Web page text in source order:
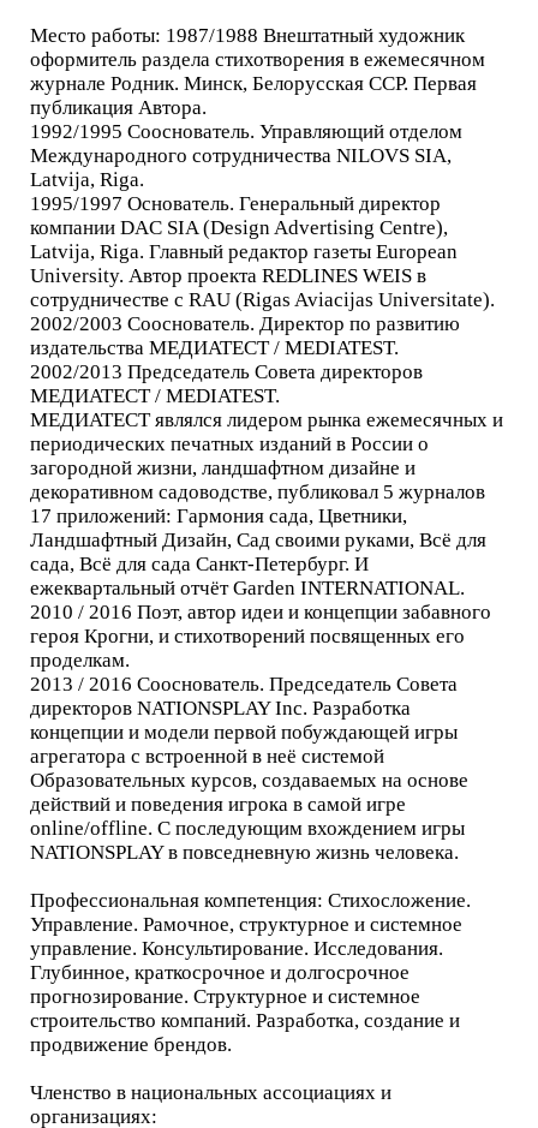
Место работы: 1987/1988 Внештатный художник
оформитель раздела стихотворения в ежемесячном
журнале Родник. Минск, Белорусская ССР. Первая
публикация Автора.
1992/1995 Сооснователь. Управляющий отделом
Международного сотрудничества NILOVS SIA,
Latvija, Riga.
1995/1997 Основатель. Генеральный директор
компании DAC SIA (Design Advertising Centre),
Latvija, Riga. Главный редактор газеты European
University. Автор проекта REDLINES WEIS в
сотрудничестве с RAU (Rigas Aviacijas Universitate).
2002/2003 Сооснователь. Директор по развитию
издательства МЕДИАТЕСТ / MEDIATEST.
2002/2013 Председатель Совета директоров
МЕДИАТЕСТ / MEDIATEST.
МЕДИАТЕСТ являлся лидером рынка ежемесячных и
периодических печатных изданий в России о
загородной жизни, ландшафтном дизайне и
декоративном садоводстве, публиковал 5 журналов
17 приложений: Гармония сада, Цветники,
Ландшафтный Дизайн, Сад своими руками, Всё для
сада, Всё для сада Санкт-Петербург. И
ежеквартальный отчёт Garden INTERNATIONAL.
2010 / 2016 Поэт, автор идеи и концепции забавного
героя Крогни, и стихотворений посвященных его
проделкам.
2013 / 2016 Сооснователь. Председатель Совета
директоров NATIONSPLAY Inc. Разработка
концепции и модели первой побуждающей игры
агрегатора с встроенной в неё системой
Образовательных курсов, создаваемых на основе
действий и поведения игрока в самой игре
online/offline. С последующим вхождением игры
NATIONSPLAY в повседневную жизнь человека.
Профессиональная компетенция: Стихосложение.
Управление. Рамочное, структурное и системное
управление. Консультирование. Исследования.
Глубинное, краткосрочное и долгосрочное
прогнозирование. Структурное и системное
строительство компаний. Разработка, создание и
продвижение брендов.
Членство в национальных ассоциациях и
организациях: